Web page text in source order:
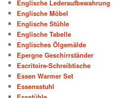
Englische Lederaufbewahrung
Englische Möbel
Englische Stühle
Englische Tabelle
Englisches Ölgemälde
Epergne Geschirrständer
Escritoire-Schreibtische
Essen Warmer Set
Essensstuhl